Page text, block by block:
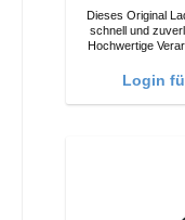
Dieses Original
schnell und
Hochwertige Verarbeitung Anschlüsse:
Login